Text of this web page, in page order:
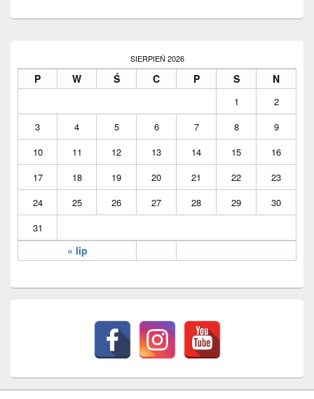
Widget
SIERPIEŃ 2026
P W Ś C P S N
« lip
1
2
3
4 5 6 7 8
9
10
11 12 13 14 15
16
17
18 19 20 21 22
23
24
25 26 27 28 29
30
31